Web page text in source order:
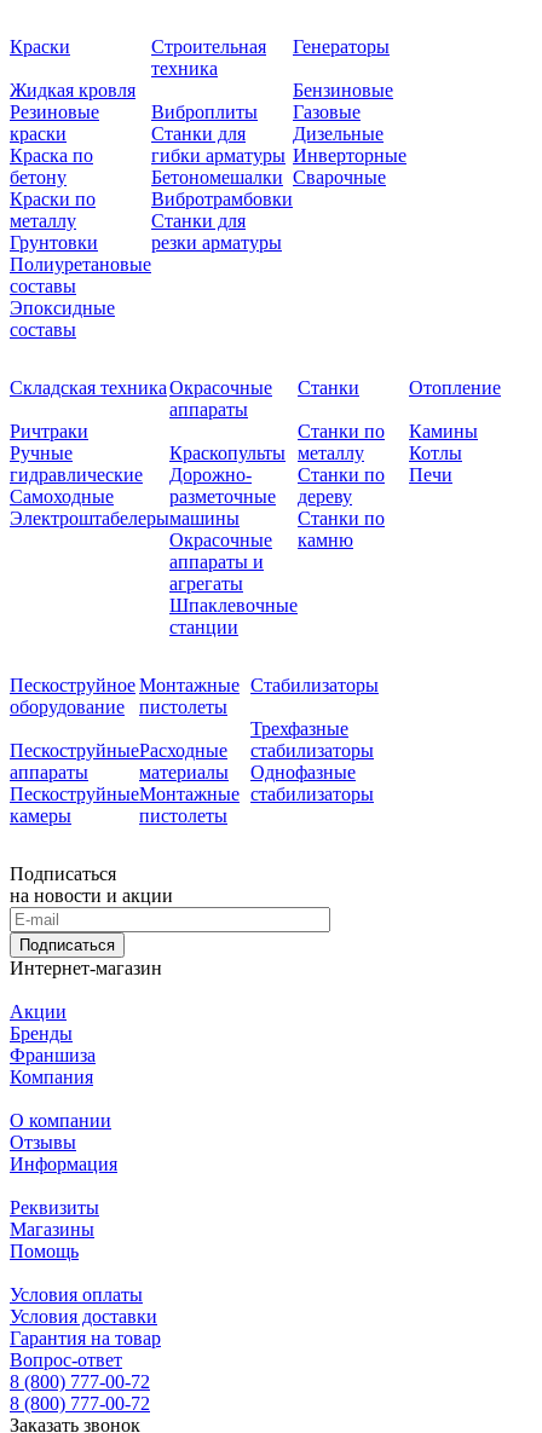
Краски
Жидкая кровля
Резиновые
краски
Краска по
бетону
Краски по
металлу
Грунтовки
Полиуретановые
составы
Эпоксидные
составы
Строительная
техника
Виброплиты
Станки для
гибки арматуры
Бетономешалки
Вибротрамбовки
Станки для
резки арматуры
Генераторы
Бензиновые
Газовые
Дизельные
Инверторные
Сварочные
Складская техника
Ричтраки
Ручные
гидравлические
Самоходные
Электроштабелеры
Окрасочные
аппараты
Краскопульты
Дорожно-
разметочные
машины
Окрасочные
аппараты и
агрегаты
Шпаклевочные
станции
Станки
Станки по
металлу
Станки по
дереву
Станки по
камню
Отопление
Камины
Котлы
Печи
Пескоструйное
оборудование
Пескоструйные
аппараты
Пескоструйные
камеры
Монтажные
пистолеты
Расходные
материалы
Монтажные
пистолеты
Стабилизаторы
Трехфазные
стабилизаторы
Однофазные
стабилизаторы
Подписаться
на новости и акции
Подписаться
Интернет-магазин
Акции
Бренды
Франшиза
Компания
О компании
Отзывы
Информация
Реквизиты
Магазины
Помощь
Условия оплаты
Условия доставки
Гарантия на товар
Вопрос-ответ
8 (800) 777-00-72
8 (800) 777-00-72
Заказать звонок